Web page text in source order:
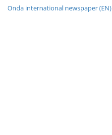
Onda international newspaper (EN)